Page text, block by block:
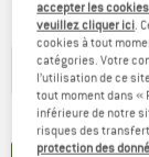
accepter les
veuillez cliquer ici.
cookies à tout
catégories. Votre
l’utilisation de ce
tout moment dans «
inférieure de notre
risques des
protection des